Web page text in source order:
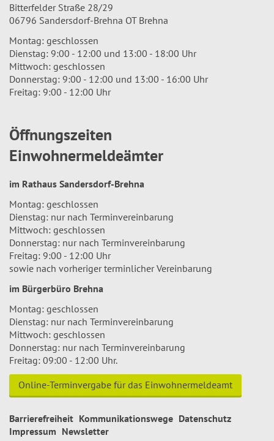
Bitterfelder Straße 28/29
06796 Sandersdorf-Brehna OT Brehna
Montag: geschlossen
Dienstag: 9:00 - 12:00 und 13:00 - 18:00 Uhr
Mittwoch: geschlossen
Donnerstag: 9:00 - 12:00 und 13:00 - 16:00 Uhr
Freitag: 9:00 - 12:00 Uhr
Öffnungszeiten
Einwohnermeldeämter
im Rathaus Sandersdorf-Brehna
Montag: geschlossen
Dienstag: nur nach Terminvereinbarung
Mittwoch: geschlossen
Donnerstag: nur nach Terminvereinbarung
Freitag: 9:00 - 12:00 Uhr
sowie nach vorheriger terminlicher Vereinbarung
im Bürgerbüro Brehna
Montag: geschlossen
Dienstag: nur nach Terminvereinbarung
Mittwoch: geschlossen
Donnerstag: nur nach Terminvereinbarung
Freitag: 09:00 - 12:00 Uhr.
Online-Terminvergabe für das Einwohnermeldeamt
Barrierefreiheit Kommunikationswege Datenschutz
Impressum Newsletter